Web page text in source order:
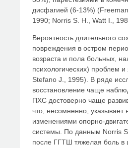
дисфагией (6-13%)
1990; Norris S. H., Watt I.,
Вероятность длительного
повреждения в остром
возраста и пола больных,
психологических) проблем
Stefano J., 1995). В ряде
восстановление чаще
ПХС достоверно чаще
что, несомненно, указывает
изменениями опорно-
системы. По данным Norris
после ГГТШ тяжелая боль в